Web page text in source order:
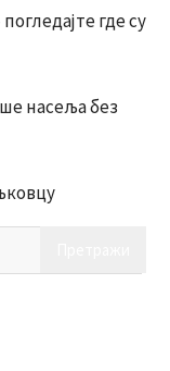
где су
насеља без